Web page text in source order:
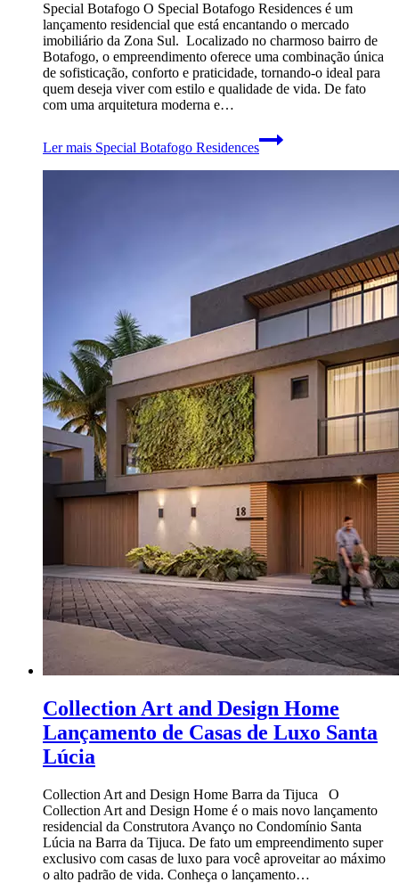
Special Botafogo O Special Botafogo Residences é um
lançamento residencial que está encantando o mercado
imobiliário da Zona Sul. Localizado no charmoso bairro de
Botafogo, o empreendimento oferece uma combinação única
de sofisticação, conforto e praticidade, tornando-o ideal para
quem deseja viver com estilo e qualidade de vida. De fato
com uma arquitetura moderna e…
Ler mais Special Botafogo Residences
Collection Art and Design Home
Lançamento de Casas de Luxo Santa
Lúcia
Collection Art and Design Home Barra da Tijuca O
Collection Art and Design Home é o mais novo lançamento
residencial da Construtora Avanço no Condomínio Santa
Lúcia na Barra da Tijuca. De fato um empreendimento super
exclusivo com casas de luxo para você aproveitar ao máximo
o alto padrão de vida. Conheça o lançamento…